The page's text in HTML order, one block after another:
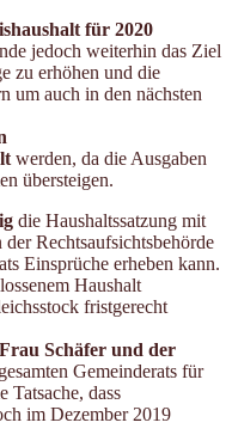
für 2020
jedoch weiterhin das Ziel
zu erhöhen und die
um auch in den nächsten
werden, da die Ausgaben
übersteigen.
die Haushaltssatzung mit
Rechtsaufsichtsbehörde
Einsprüche erheben kann.
Haushalt
fristgerecht
Schäfer und der
Gemeinderats für
Tatsache, dass
im Dezember 2019